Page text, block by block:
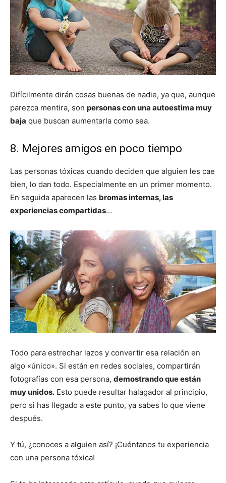
Difícilmente dirán cosas buenas de nadie, ya que, aunque
parezca mentira, son personas con una autoestima muy
baja que buscan aumentarla como sea.
8. Mejores amigos en poco tiempo
Las personas tóxicas cuando deciden que alguien les cae
bien, lo dan todo. Especialmente en un primer momento.
En seguida aparecen las bromas internas, las
experiencias compartidas…
Todo para estrechar lazos y convertir esa relación en
algo «único». Si están en redes sociales, compartirán
fotografías con esa persona, demostrando que están
muy unidos. Esto puede resultar halagador al principio,
pero si has llegado a este punto, ya sabes lo que viene
después.
Y tú, ¿conoces a alguien así? ¡Cuéntanos tu experiencia
con una persona tóxica!